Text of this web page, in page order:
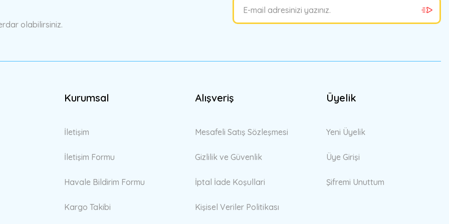
olabilirsiniz.
Kurumsal
İletişim
İletişim Formu
Havale Bildirim Formu
Kargo Takibi
Alışveriş
Mesafeli Satış Sözleşmesi
Gizlilik ve Güvenlik
İptal İade Koşullari
Kişisel Veriler Politikası
Üyelik
Yeni Üyelik
Üye Girişi
Şifremi Unuttum